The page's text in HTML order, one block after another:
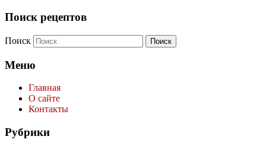
Поиск рецептов
Поиск
Меню
Главная
О сайте
Контакты
Рубрики